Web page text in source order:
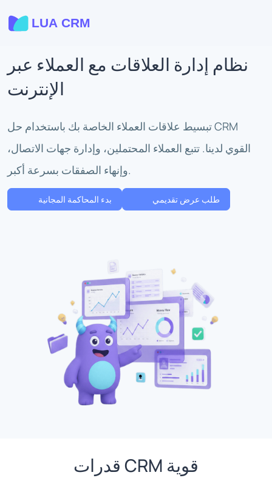
نظام إدارة العلاقات مع العملاء عبر
الإنترنت
تبسيط علاقات العملاء الخاصة بك باستخدام حل CRM
القوي لدينا. تتبع العملاء المحتملين، وإدارة جهات الاتصال،
وإنهاء الصفقات بسرعة أكبر.
بدء المحاكمة المجانية طلب عرض تقديمي
قدرات CRM قوية